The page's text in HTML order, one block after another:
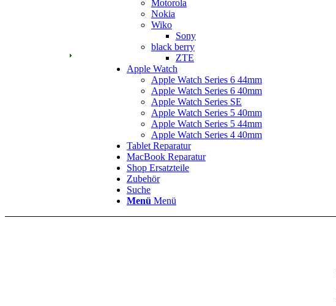
Motorola
Nokia
Wiko
Sony
black berry
ZTE
Apple Watch
Apple Watch Series 6 44mm
Apple Watch Series 6 40mm
Apple Watch Series SE
Apple Watch Series 5 40mm
Apple Watch Series 5 44mm
Apple Watch Series 4 40mm
Tablet Reparatur
MacBook Reparatur
Shop Ersatzteile
Zubehör
Suche
Menü Menü